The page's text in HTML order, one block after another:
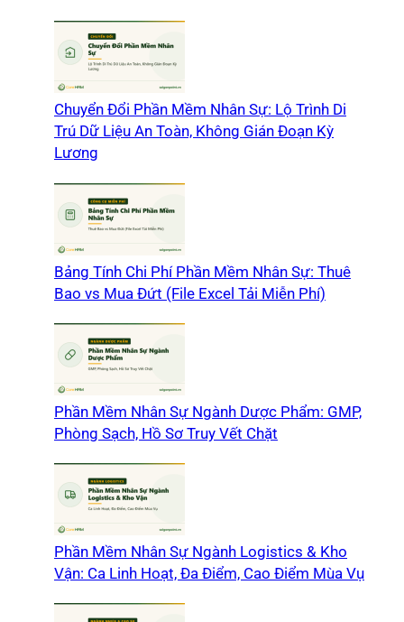
Chuyển Đổi Phần Mềm Nhân Sự: Lộ Trình Di
Trú Dữ Liệu An Toàn, Không Gián Đoạn Kỳ
Lương
Bảng Tính Chi Phí Phần Mềm Nhân Sự: Thuê
Bao vs Mua Đứt (File Excel Tải Miễn Phí)
Phần Mềm Nhân Sự Ngành Dược Phẩm: GMP,
Phòng Sạch, Hồ Sơ Truy Vết Chặt
Phần Mềm Nhân Sự Ngành Logistics & Kho
Vận: Ca Linh Hoạt, Đa Điểm, Cao Điểm Mùa Vụ